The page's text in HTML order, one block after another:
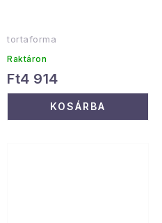
tortaforma
Raktáron
Ft4 914
KOSÁRBA